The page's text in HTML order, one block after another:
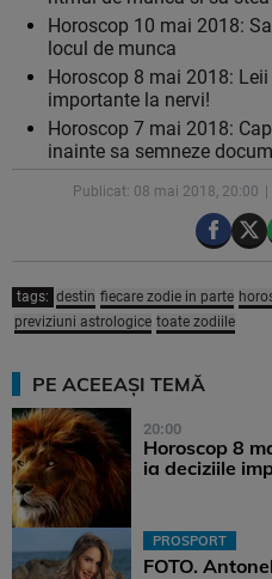
Horoscop 10 mai 2018:
locul de munca
Horoscop 8 mai 2018:
importante la nervi!
Horoscop 7 mai 2018:
inainte sa semneze
Publicat: 08 mai 2018, 20:00
tags: destin fiecare zodie in parte
previziuni astrologice toate zodiile
PE ACEEAȘI TEMĂ
20:00
Horoscop 8
ia deciziile
PROSPORT
FOTO.